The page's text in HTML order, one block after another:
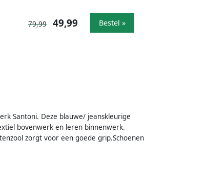
79,99 49,99 Bestel »
Santoni. Deze blauwe/ jeanskleurige
bovenwerk en leren binnenwerk.
zorgt voor een goede grip.Schoenen